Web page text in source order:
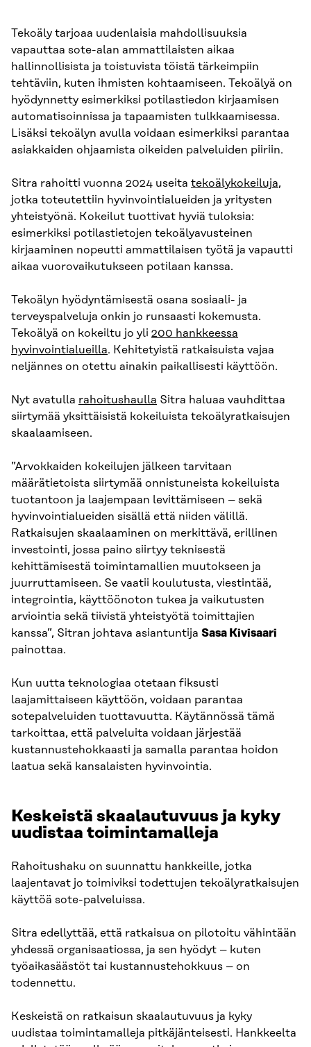
Tekoäly tarjoaa uudenlaisia mahdollisuuksia
vapauttaa sote-alan ammattilaisten aikaa
hallinnollisista ja toistuvista töistä tärkeimpiin
tehtäviin, kuten ihmisten kohtaamiseen. Tekoälyä on
hyödynnetty esimerkiksi potilastiedon kirjaamisen
automatisoinnissa ja tapaamisten tulkkaamisessa.
Lisäksi tekoälyn avulla voidaan esimerkiksi parantaa
asiakkaiden ohjaamista oikeiden palveluiden piiriin.
Sitra rahoitti vuonna 2024 useita tekoälykokeiluja,
jotka toteutettiin hyvinvointialueiden ja yritysten
yhteistyönä. Kokeilut tuottivat hyviä tuloksia:
esimerkiksi potilastietojen tekoälyavusteinen
kirjaaminen nopeutti ammattilaisen työtä ja vapautti
aikaa vuorovaikutukseen potilaan kanssa.
Tekoälyn hyödyntämisestä osana sosiaali- ja
terveyspalveluja onkin jo runsaasti kokemusta.
Tekoälyä on kokeiltu jo yli 200 hankkeessa
hyvinvointialueilla. Kehitetyistä ratkaisuista vajaa
neljännes on otettu ainakin paikallisesti käyttöön.
Nyt avatulla rahoitushaulla Sitra haluaa vauhdittaa
siirtymää yksittäisistä kokeiluista tekoälyratkaisujen
skaalaamiseen.
”Arvokkaiden kokeilujen jälkeen tarvitaan
määrätietoista siirtymää onnistuneista kokeiluista
tuotantoon ja laajempaan levittämiseen – sekä
hyvinvointialueiden sisällä että niiden välillä.
Ratkaisujen skaalaaminen on merkittävä, erillinen
investointi, jossa paino siirtyy teknisestä
kehittämisestä toimintamallien muutokseen ja
juurruttamiseen. Se vaatii koulutusta, viestintää,
integrointia, käyttöönoton tukea ja vaikutusten
arviointia sekä tiivistä yhteistyötä toimittajien
kanssa”, Sitran johtava asiantuntija Sasa Kivisaari
painottaa.
Kun uutta teknologiaa otetaan fiksusti
laajamittaiseen käyttöön, voidaan parantaa
sotepalveluiden tuottavuutta. Käytännössä tämä
tarkoittaa, että palveluita voidaan järjestää
kustannustehokkaasti ja samalla parantaa hoidon
laatua sekä kansalaisten hyvinvointia.
Keskeistä skaalautuvuus ja kyky
uudistaa toimintamalleja
Rahoitushaku on suunnattu hankkeille, jotka
laajentavat jo toimiviksi todettujen tekoälyratkaisujen
käyttöä sote-palveluissa.
Sitra edellyttää, että ratkaisua on pilotoitu vähintään
yhdessä organisaatiossa, ja sen hyödyt – kuten
työaikasäästöt tai kustannustehokkuus – on
todennettu.
Keskeistä on ratkaisun skaalautuvuus ja kyky
uudistaa toimintamalleja pitkäjänteisesti. Hankkeelta